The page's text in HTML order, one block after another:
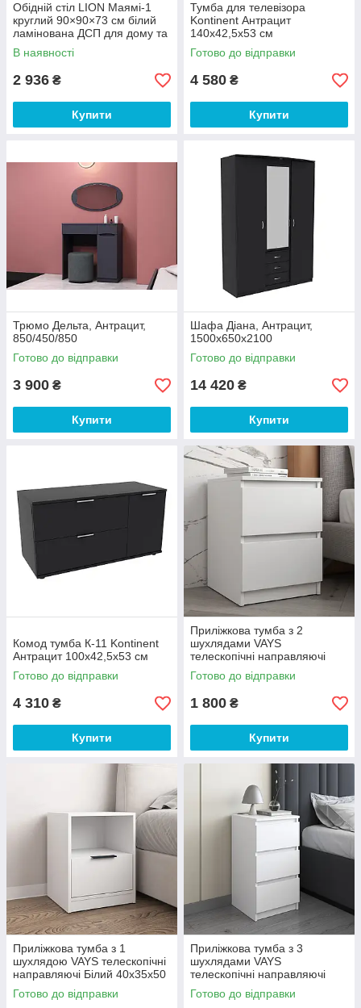
Обідній стіл LION Маямі-1
круглий 90×90×73 см білий
ламінована ДСП для дому та
кухні
В наявності
2 936 ₴
Купити
Тумба для телевізора
Kontinent Антрацит
140х42,5х53 см
Готово до відправки
4 580 ₴
Купити
Трюмо Дельта, Антрацит,
850/450/850
Готово до відправки
3 900 ₴
Купити
Шафа Діана, Антрацит,
1500х650х2100
Готово до відправки
14 420 ₴
Купити
Комод тумба К-11 Kontinent
Антрацит 100х42,5х53 см
Готово до відправки
4 310 ₴
Купити
Приліжкова тумба з 2
шухлядами VAYS
телескопічні направляючі
Білий 40х40х53 см
Готово до відправки
1 800 ₴
Купити
Приліжкова тумба з 1
шухлядою VAYS телескопічні
направляючі Білий 40х35х50
см
Готово до відправки
Приліжкова тумба з 3
шухлядами VAYS
телескопічні направляючі
Білий 40х40х76 см
Готово до відправки